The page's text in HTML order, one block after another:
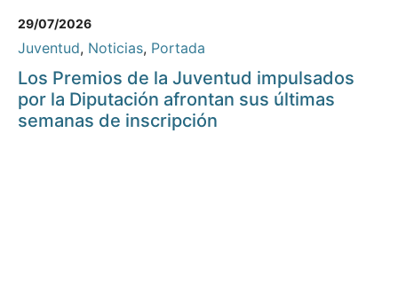
29/07/2026
Juventud, Noticias, Portada
Los Premios de la Juventud impulsados
por la Diputación afrontan sus últimas
semanas de inscripción